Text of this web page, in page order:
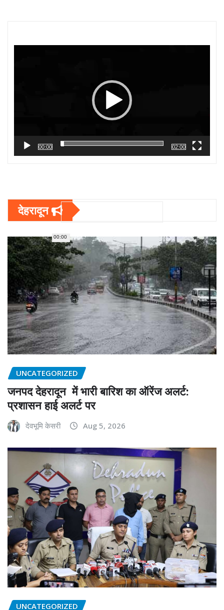
00:00
00:00
02:00
देहरादून
UNCATEGORIZED
जनपद देहरादून में भारी बारिश का ऑरेंज अलर्ट:
प्रशासन हाई अलर्ट पर
देवभूमि केसरी Aug 5, 2026
UNCATEGORIZED